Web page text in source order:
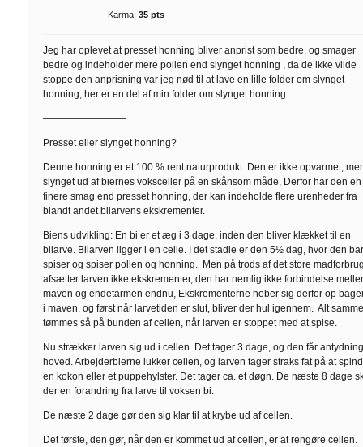
Karma: 35 pts
Jeg har oplevet at presset honning bliver anprist som bedre, og smager
bedre og indeholder mere pollen end slynget honning , da de ikke vilde
stoppe den anprisning var jeg nød til at lave en lille folder om slynget
honning, her er en del af min folder om slynget honning.
————————–
Presset eller slynget honning?
Denne honning er et 100 % rent naturprodukt. Den er ikke opvarmet,
slynget ud af biernes voksceller på en skånsom måde, Derfor har den en
finere smag end presset honning, der kan indeholde flere urenheder fra
blandt andet bilarvens ekskrementer.
Biens udvikling: En bi er et æg i 3 dage, inden den bliver klækket til en
bilarve. Bilarven ligger i en celle. I det stadie er den 5½ dag, hvor den
spiser og spiser pollen og honning. Men på trods af det store
afsætter larven ikke ekskrementer, den har nemlig ikke forbindelse
maven og endetarmen endnu, Ekskrementerne hober sig derfor op
i maven, og først når larvetiden er slut, bliver der hul igennem. Alt
tømmes så på bunden af cellen, når larven er stoppet med at spise.
Nu strækker larven sig ud i cellen. Det tager 3 dage, og den får
hoved. Arbejderbierne lukker cellen, og larven tager straks fat på at
en kokon eller et puppehylster. Det tager ca. et døgn. De næste 8 dage
der en forandring fra larve til voksen bi.
De næste 2 dage gør den sig klar til at krybe ud af cellen.
Det første, den gør, når den er kommet ud af cellen, er at rengøre cellen.